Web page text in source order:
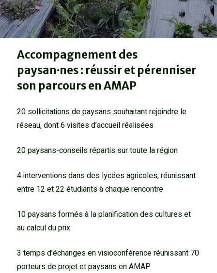
Accompagnement des
paysan·nes : réussir et pérenniser
son parcours en AMAP
20 sollicitations de paysans souhaitant rejoindre le
réseau, dont 6 visites d’accueil réalisées
20 paysans-conseils répartis sur toute la région
4 interventions dans des lycées agricoles, réunissant
entre 12 et 22 étudiants à chaque rencontre
10 paysans formés à la planification des cultures et
au calcul du prix
3 temps d’échanges en visioconférence réunissant 70
porteurs de projet et paysans en AMAP